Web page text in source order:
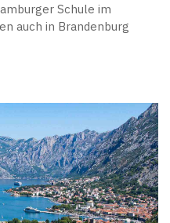
Schule im
auch in Brandenburg